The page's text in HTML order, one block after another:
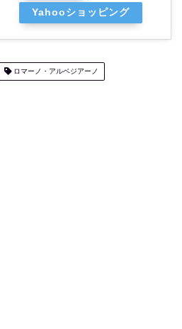
Yahooショッピング
ロマーノ・アルベジアーノ